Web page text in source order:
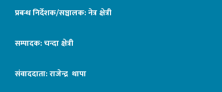
प्रबन्ध निर्देशक/सञ्चालक: नेत्र क्षेत्री
सम्पादक: चन्दा क्षेत्री
संवाददाता: राजेन्द्र थापा